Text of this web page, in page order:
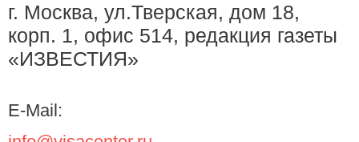
г. Москва, ул.Тверская, дом 18,
корп. 1, офис 514, редакция газеты
«ИЗВЕСТИЯ»
E-Mail: